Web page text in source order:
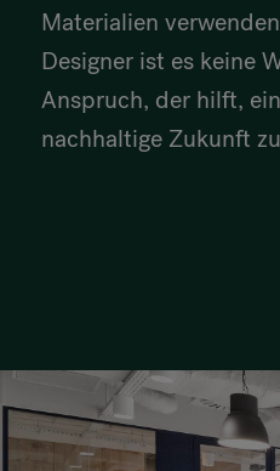
Materialien
Designer ist es keine
Anspruch, der hilft,
nachhaltige Zukunft